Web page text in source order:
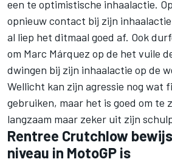
een te optimistische inhaalactie.
opnieuw contact bij zijn
al liep het ditmaal goed af. Ook
om Marc Márquez op de het vuile
dwingen bij zijn inhaalactie op de
Wellicht kan zijn agressie nog wat
gebruiken, maar het is goed om te
langzaam maar zeker uit zijn
Rentree Crutchlow
niveau in MotoGP is